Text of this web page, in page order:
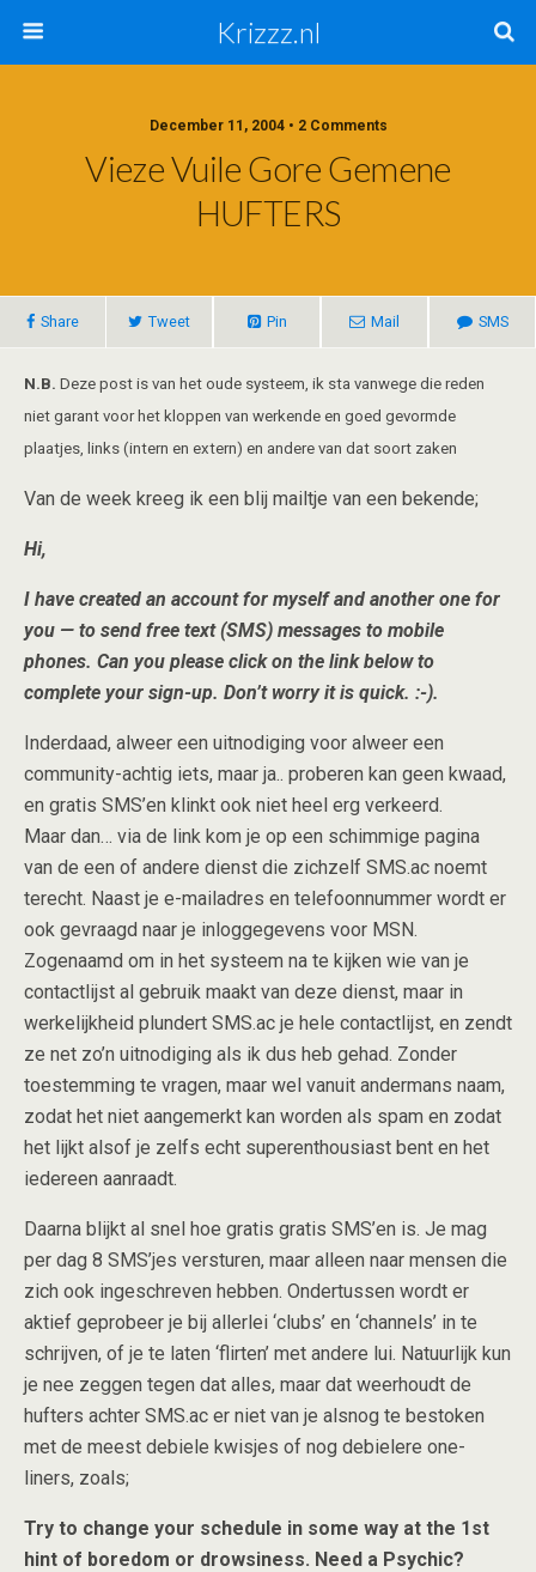
Krizzz.nl
December 11, 2004 • 2 Comments
Vieze Vuile Gore Gemene
HUFTERS
Share Tweet Pin Mail SMS
N.B. Deze post is van het oude systeem, ik sta vanwege die reden
niet garant voor het kloppen van werkende en goed gevormde
plaatjes, links (intern en extern) en andere van dat soort zaken
Van de week kreeg ik een blij mailtje van een bekende;
Hi,
I have created an account for myself and another one for
you — to send free text (SMS) messages to mobile
phones. Can you please click on the link below to
complete your sign-up. Don’t worry it is quick. :-).
Inderdaad, alweer een uitnodiging voor alweer een
community-achtig iets, maar ja.. proberen kan geen kwaad,
en gratis SMS’en klinkt ook niet heel erg verkeerd.
Maar dan… via de link kom je op een schimmige pagina
van de een of andere dienst die zichzelf SMS.ac noemt
terecht. Naast je e-mailadres en telefoonnummer wordt er
ook gevraagd naar je inloggegevens voor MSN.
Zogenaamd om in het systeem na te kijken wie van je
contactlijst al gebruik maakt van deze dienst, maar in
werkelijkheid plundert SMS.ac je hele contactlijst, en zendt
ze net zo’n uitnodiging als ik dus heb gehad. Zonder
toestemming te vragen, maar wel vanuit andermans naam,
zodat het niet aangemerkt kan worden als spam en zodat
het lijkt alsof je zelfs echt superenthousiast bent en het
iedereen aanraadt.
Daarna blijkt al snel hoe gratis gratis SMS’en is. Je mag
per dag 8 SMS’jes versturen, maar alleen naar mensen die
zich ook ingeschreven hebben. Ondertussen wordt er
aktief geprobeer je bij allerlei ‘clubs’ en ‘channels’ in te
schrijven, of je te laten ‘flirten’ met andere lui. Natuurlijk kun
je nee zeggen tegen dat alles, maar dat weerhoudt de
hufters achter SMS.ac er niet van je alsnog te bestoken
met de meest debiele kwisjes of nog debielere one-
liners, zoals;
Try to change your schedule in some way at the 1st
hint of boredom or drowsiness. Need a Psychic?